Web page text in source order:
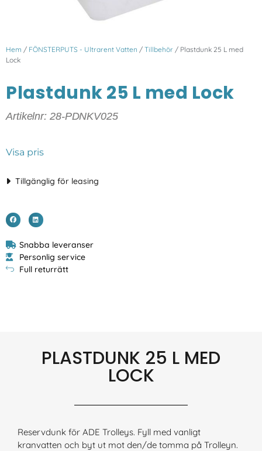
Hem / FÖNSTERPUTS - Ultrarent Vatten / Tillbehör / Plastdunk 25 L med
Lock
Plastdunk 25 L med Lock
Artikelnr: 28-PDNKV025
Visa pris
Tillgänglig för leasing
Snabba leveranser
Personlig service
Full returrätt
PLASTDUNK 25 L MED
LOCK
Reservdunk för ADE Trolleys. Fyll med vanligt
kranvatten och byt ut mot den/de tomma på Trolleyn.